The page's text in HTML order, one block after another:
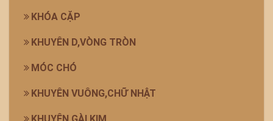
KHÓA CẶP
KHUYÊN D,VÒNG TRÒN
MÓC CHÓ
KHUYÊN VUÔNG,CHỮ NHẬT